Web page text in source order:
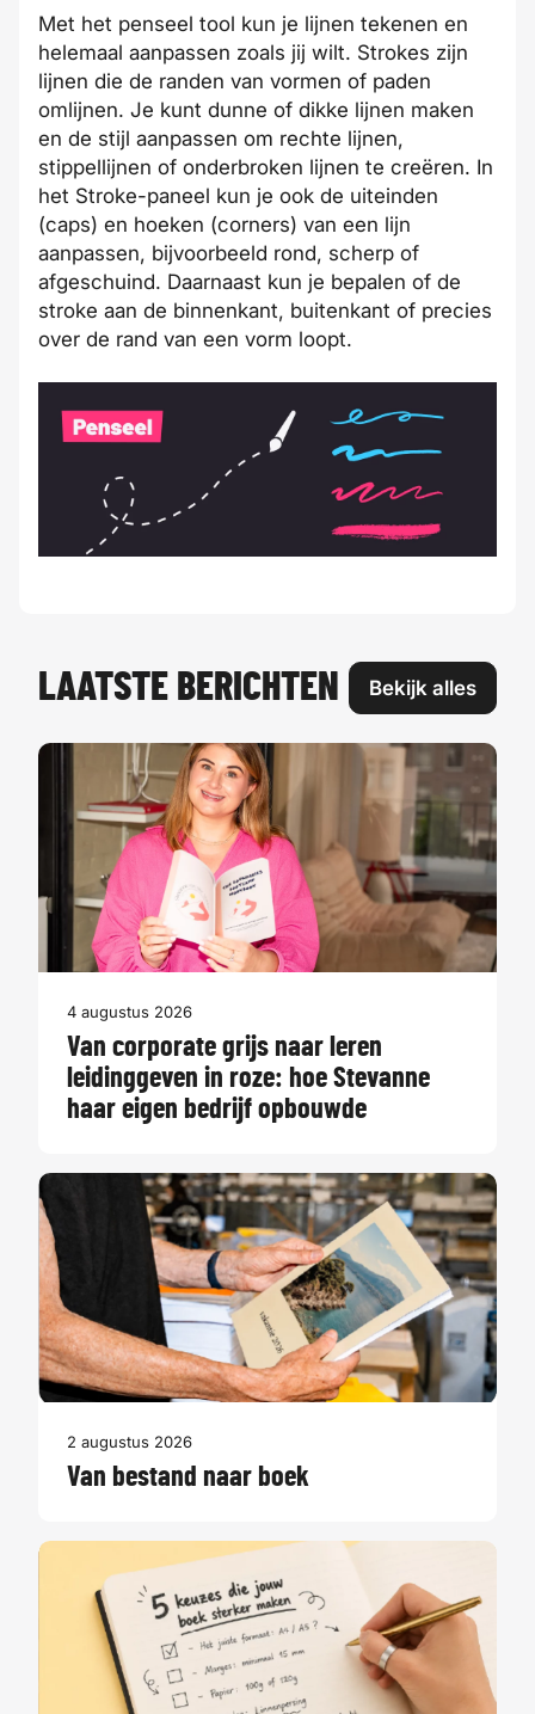
Met het penseel tool kun je lijnen tekenen en
helemaal aanpassen zoals jij wilt. Strokes zijn
lijnen die de randen van vormen of paden
omlijnen. Je kunt dunne of dikke lijnen maken
en de stijl aanpassen om rechte lijnen,
stippellijnen of onderbroken lijnen te creëren. In
het Stroke-paneel kun je ook de uiteinden
(caps) en hoeken (corners) van een lijn
aanpassen, bijvoorbeeld rond, scherp of
afgeschuind. Daarnaast kun je bepalen of de
stroke aan de binnenkant, buitenkant of precies
over de rand van een vorm loopt.
LAATSTE BERICHTEN Bekijk alles
4 augustus 2026
Van corporate grijs naar leren
leidinggeven in roze: hoe Stevanne
haar eigen bedrijf opbouwde
2 augustus 2026
Van bestand naar boek